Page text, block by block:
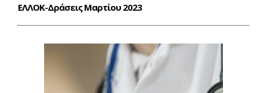
ΕΛΛΟΚ-Δράσεις Mαρτίου 2023